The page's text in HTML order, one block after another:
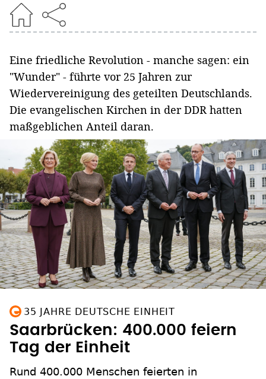
Eine friedliche Revolution - manche sagen: ein
"Wunder" - führte vor 25 Jahren zur
Wiedervereinigung des geteilten Deutschlands.
Die evangelischen Kirchen in der DDR hatten
maßgeblichen Anteil daran.
35 JAHRE DEUTSCHE EINHEIT
Saarbrücken: 400.000 feiern
Tag der Einheit
Rund 400.000 Menschen feierten in